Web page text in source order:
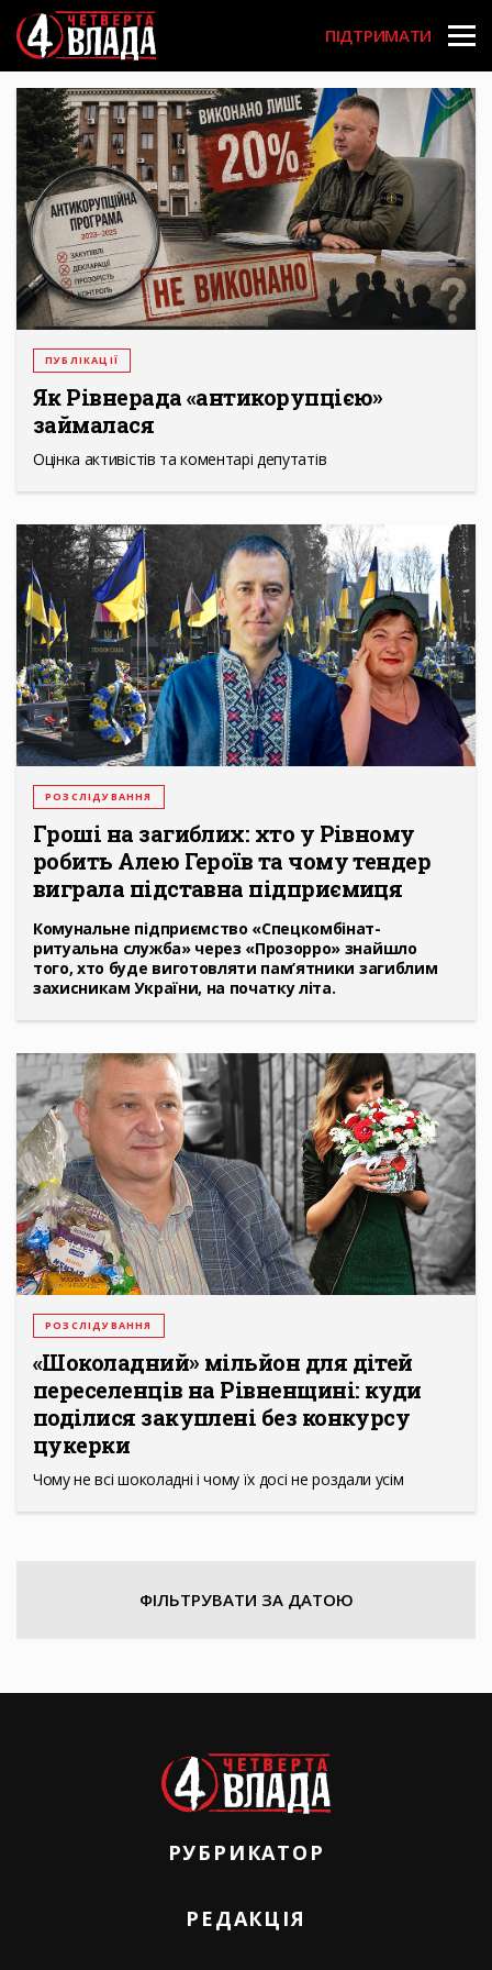
Перейти
до
основного
вмісту
User
account
menu
ПІДТРИМАТИ
ПУБЛІКАЦІЇ
Як Рівнерада «антикорупцією»
займалася
Оцінка активістів та коментарі депутатів
РОЗСЛІДУВАННЯ
Гроші на загиблих: хто у Рівному
робить Алею Героїв та чому тендер
виграла підставна підприємиця
Комунальне підприємство «Спецкомбінат-
ритуальна служба» через «Прозорро» знайшло
того, хто буде виготовляти пам’ятники загиблим
захисникам України, на початку літа.
РОЗСЛІДУВАННЯ
«Шоколадний» мільйон для дітей
переселенців на Рівненщині: куди
поділися закуплені без конкурсу
цукерки
Чому не всі шоколадні і чому їх досі не роздали усім
ФІЛЬТРУВАТИ ЗА ДАТОЮ
РУБРИКАТОР
РЕДАКЦІЯ